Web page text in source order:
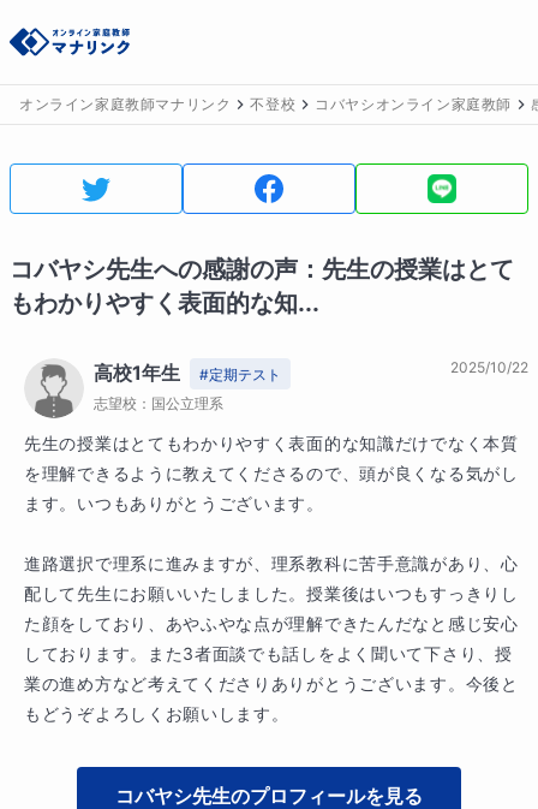
オンライン家庭教師マナリンク 不登校 コバヤシオンライン家庭教師
コバヤシ先生への感謝の声： 先生の授業はとて
もわかりやすく表面的な知...
高校1年生 #定期テスト
志望校： 国公立理系
2025/10/22
先生の授業はとてもわかりやすく表面的な知識だけでなく本質
を理解できるように教えてくださるので、頭が良くなる気がし
ます。いつもありがとうございます。
進路選択で理系に進みますが、理系教科に苦手意識があり、心
配して先生にお願いいたしました。授業後はいつもすっきりし
た顔をしており、あやふやな点が理解できたんだなと感じ安心
しております。また3者面談でも話しをよく聞いて下さり、授
業の進め方など考えてくださりありがとうございます。今後と
もどうぞよろしくお願いします。
コバヤシ先生のプロフィールを見る